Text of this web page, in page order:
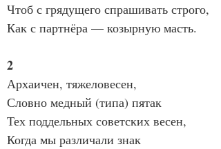
Чтоб с грядущего спрашивать строго,
Как с партнёра — козырную масть.
2
Архаичен, тяжеловесен,
Словно медный (типа) пятак
Тех поддельных советских весен,
Когда мы различали знак